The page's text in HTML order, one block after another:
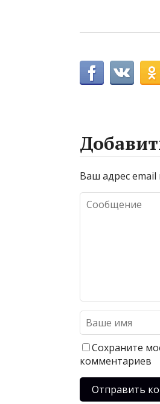
Ваш адрес email
Сохраните
комментариев